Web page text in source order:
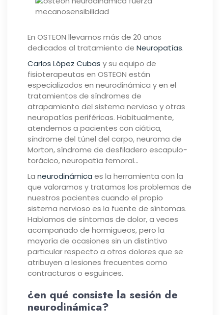
En OSTEON llevamos más de 20 años
dedicados al tratamiento de Neuropatías.
Carlos López Cubas y su equipo de
fisioterapeutas en OSTEON están
especializados en neurodinámica y en el
tratamientos de síndromes de
atrapamiento del sistema nervioso y otras
neuropatías periféricas. Habitualmente,
atendemos a pacientes con ciática,
síndrome del túnel del carpo, neuroma de
Morton, síndrome de desfiladero escapulo-
torácico, neuropatía femoral…
La neurodinámica es la herramienta con la
que valoramos y tratamos los problemas de
nuestros pacientes cuando el propio
sistema nervioso es la fuente de síntomas.
Hablamos de síntomas de dolor, a veces
acompañado de hormigueos, pero la
mayoría de ocasiones sin un distintivo
particular respecto a otros dolores que se
atribuyen a lesiones frecuentes como
contracturas o esguinces.
¿en qué consiste la sesión de
neurodinámica?